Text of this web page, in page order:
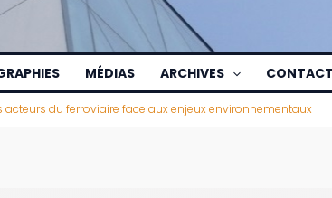
MÉDIAS ARCHIVES
acteurs du ferroviaire face aux enjeux environnementaux